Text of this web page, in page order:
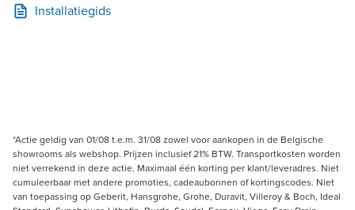
Installatiegids
*Actie geldig van 01/08 t.e.m. 31/08 zowel voor aankopen in de Belgische
showrooms als webshop. Prijzen inclusief 21% BTW. Transportkosten worden
niet verrekend in deze actie. Maximaal één korting per klant/leveradres. Niet
cumuleerbaar met andere promoties, cadeaubonnen of kortingscodes. Niet
van toepassing op Geberit, Hansgrohe, Grohe, Duravit, Villeroy & Boch, Ideal